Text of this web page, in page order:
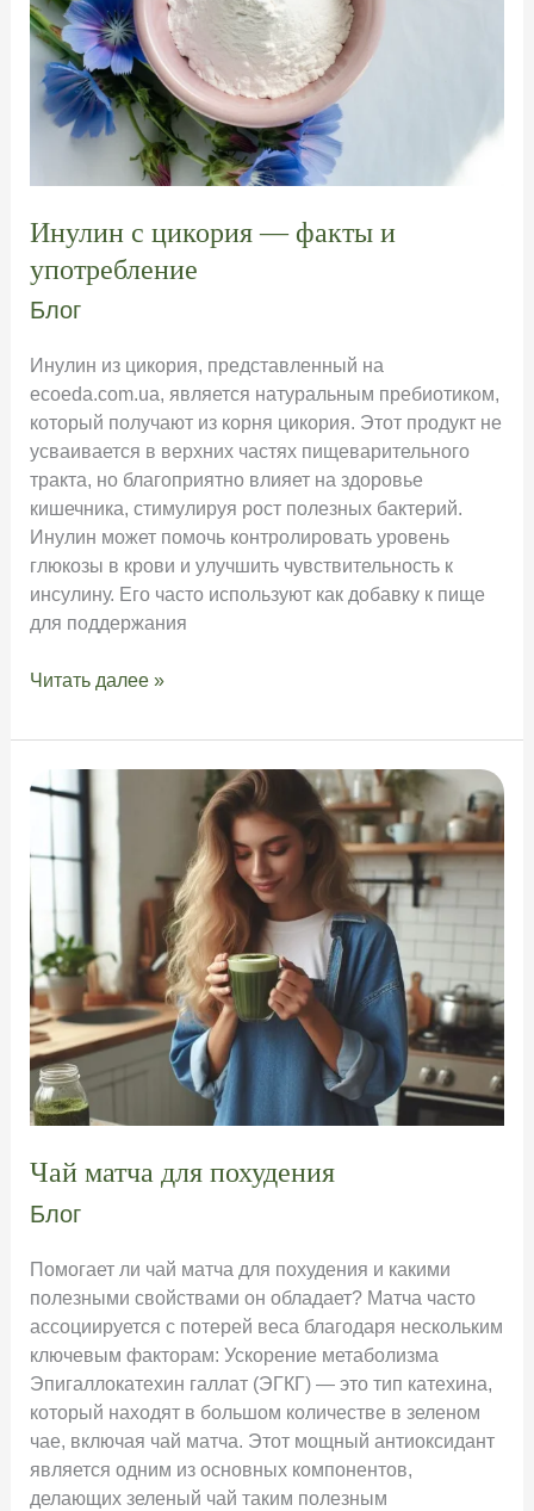
Инулин с цикория — факты и
употребление
Блог
Инулин из цикория, представленный на
ecoeda.com.ua, является натуральным пребиотиком,
который получают из корня цикория. Этот продукт не
усваивается в верхних частях пищеварительного
тракта, но благоприятно влияет на здоровье
кишечника, стимулируя рост полезных бактерий.
Инулин может помочь контролировать уровень
глюкозы в крови и улучшить чувствительность к
инсулину. Его часто используют как добавку к пище
для поддержания
Инулин
цикория
факты
употребление
Читать далее »
Чай матча для похудения
Блог
Помогает ли чай матча для похудения и какими
полезными свойствами он обладает? Матча часто
ассоциируется с потерей веса благодаря нескольким
ключевым факторам: Ускорение метаболизма
Эпигаллокатехин галлат (ЭГКГ) — это тип катехина,
который находят в большом количестве в зеленом
чае, включая чай матча. Этот мощный антиоксидант
является одним из основных компонентов,
делающих зеленый чай таким полезным